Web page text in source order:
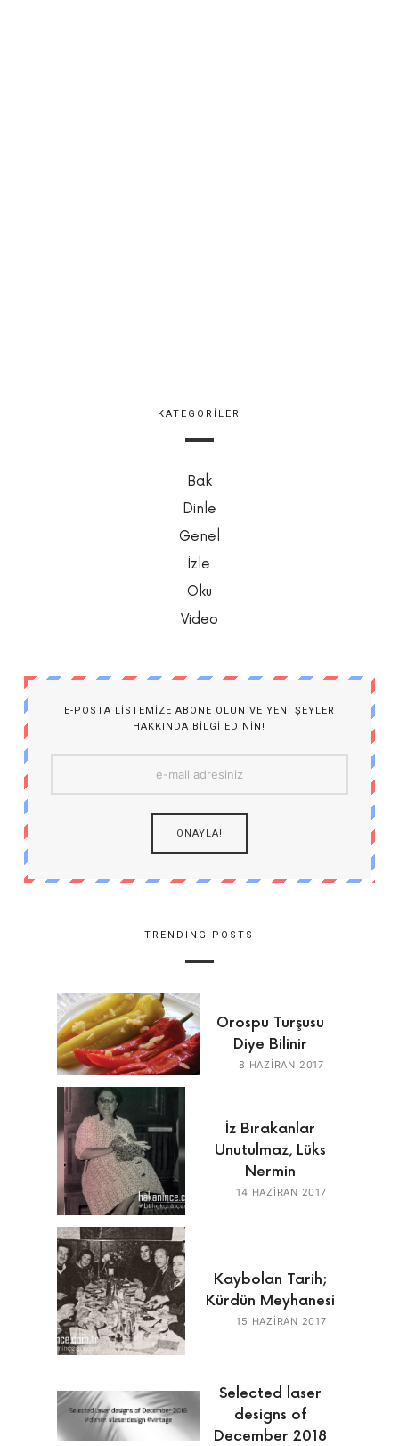
KATEGORILER
Bak
Dinle
Genel
İzle
Oku
Video
E-POSTA LISTEMIZE ABONE OLUN VE YENI ŞEYLER
HAKKINDA BILGI EDININ!
TRENDING POSTS
Orospu Turşusu
Diye Bilinir
8 HAZIRAN 2017
İz Bırakanlar
Unutulmaz, Lüks
Nermin
14 HAZIRAN 2017
Kaybolan Tarih;
Kürdün Meyhanesi
15 HAZIRAN 2017
Selected laser
designs of
December 2018